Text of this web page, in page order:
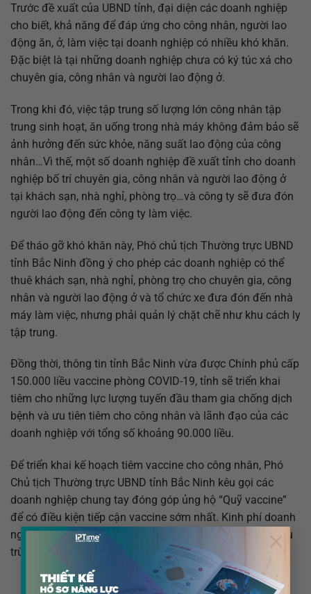
×
Trước đề xuất của UBND tỉnh, đại diện các doanh nghiệp
cho biết, khả năng để đáp ứng cho công nhân, người lao
động ăn, ở, làm việc tại doanh nghiệp có nhiều khó khăn.
Đặc biệt là tại những doanh nghiệp chưa có ký túc xá cho
chuyên gia, công nhân và người lao động ở.
Trong khi đó, việc tập trung số lượng lớn công nhân tập
trung sinh hoạt, ăn uống trong nhà máy không đảm bảo sẽ
ảnh hưởng đến sức khỏe, năng suất lao động của công
nhân…Vì thế, một số doanh nghiệp đề xuất tỉnh cho doanh
nghiệp bố trí chuyên gia, công nhân và người lao động ở
tại khách sạn, nhà nghỉ, phòng trọ…và công ty sẽ đưa đón
người lao động đến công ty làm việc.
Để tháo gỡ khó khăn này, Phó chủ tịch Thường trực UBND
tỉnh Bắc Ninh đồng ý cho phép các doanh nghiệp có thể
thuê khách sạn, nhà nghỉ, phòng trọ cho chuyên gia, công
nhân và người lao động ở và tổ chức xe đưa đón đến nhà
máy làm việc, nhưng phải quản lý chặt chẽ như khu cách ly
tập trung.
Đồng thời, thông tin tỉnh Bắc Ninh vừa được Chính phủ cấp
150.000 liều vaccine phòng COVID-19, tỉnh sẽ triển khai
tiêm cho những lực lượng tuyến đầu tham gia chống dịch
bệnh và ưu tiên tiêm cho công nhân và lãnh đạo của các
doanh nghiệp với tổng số khoảng 90.000 liều.
Để triển khai kế hoạch tiêm vaccine cho công nhân, Phó
Chủ tịch Thường trực UBND tỉnh Bắc Ninh kêu gọi các
doanh nghiệp chung tay đóng góp ủng hộ “Quỹ vaccine”
để có điều kiện tiếp cận vaccine sớm nhất. Kinh phí doanh
nghiệp bỏ ra để tiêm cho công nhân được Nhà nước khấu
trừ thu nhập doanh nghiệp./.
Phi Long/VOV.VN